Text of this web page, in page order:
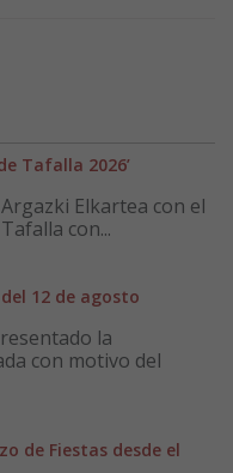
Tafalla 2026’
Elkartea con el
con...
12 de agosto
la
con motivo del
de Fiestas desde el